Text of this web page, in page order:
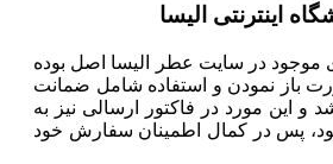
اینترنتی الیسا
موجود در سایت عطر الیسا اصل بوده
باز نمودن و استفاده شامل ضمانت
و این مورد در فاکتور ارسالی نیز به
پس در کمال اطمینان سفارش خود